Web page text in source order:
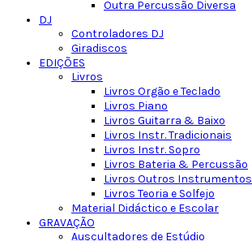
Outra Percussão Diversa
DJ
Controladores DJ
Giradiscos
EDIÇÕES
Livros
Livros Orgão e Teclado
Livros Piano
Livros Guitarra & Baixo
Livros Instr. Tradicionais
Livros Instr. Sopro
Livros Bateria & Percussão
Livros Outros Instrumentos
Livros Teoria e Solfejo
Material Didáctico e Escolar
GRAVAÇÃO
Auscultadores de Estúdio